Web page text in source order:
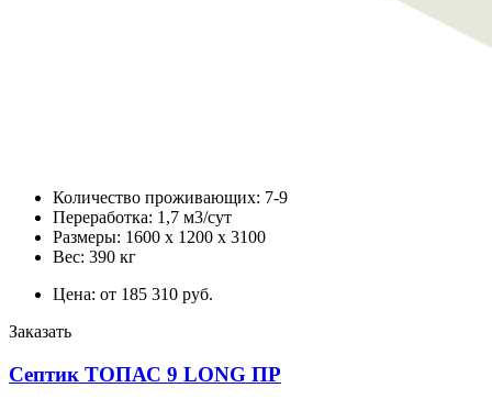
Количество проживающих: 7-9
Переработка: 1,7 м3/сут
Размеры: 1600 х 1200 х 3100
Вес: 390 кг
Цена: от 185 310 руб.
Заказать
Септик ТОПАС 9 LONG ПР